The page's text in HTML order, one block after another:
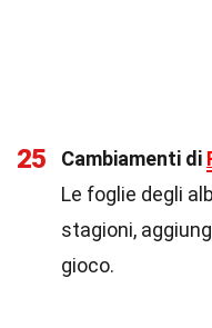
25 Cambiamenti di
Le foglie degli
stagioni,
gioco.